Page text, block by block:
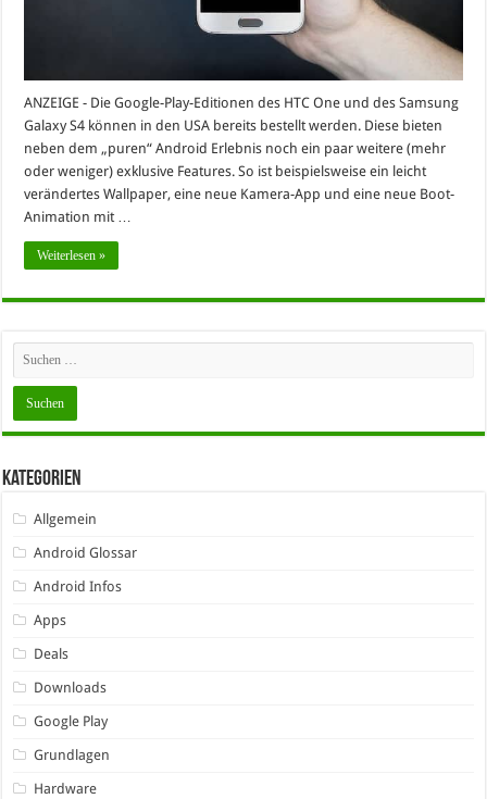
ANZEIGE - Die Google-Play-Editionen des HTC One und des Samsung
Galaxy S4 können in den USA bereits bestellt werden. Diese bieten
neben dem „puren“ Android Erlebnis noch ein paar weitere (mehr
oder weniger) exklusive Features. So ist beispielsweise ein leicht
verändertes Wallpaper, eine neue Kamera-App und eine neue Boot-
Animation mit …
Weiterlesen »
Kategorien
Allgemein
Android Glossar
Android Infos
Apps
Deals
Downloads
Google Play
Grundlagen
Hardware